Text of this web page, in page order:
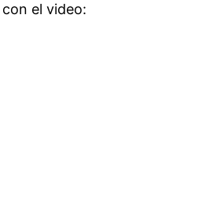
el video: